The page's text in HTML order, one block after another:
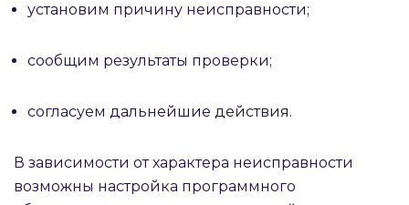
установим причину неисправности;
сообщим результаты проверки;
согласуем дальнейшие действия.
В зависимости от характера неисправности
возможны настройка программного